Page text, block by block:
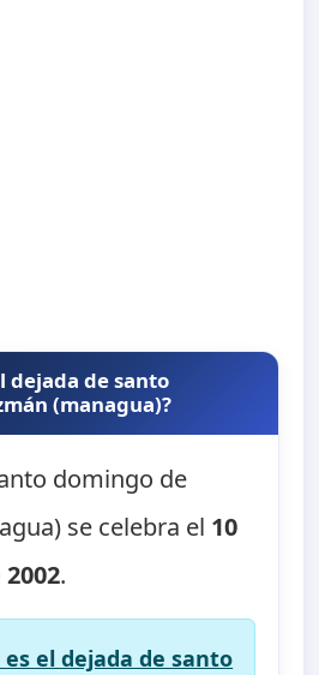
dejada de santo
(managua)?
domingo de
se celebra el 10
.
el dejada de santo